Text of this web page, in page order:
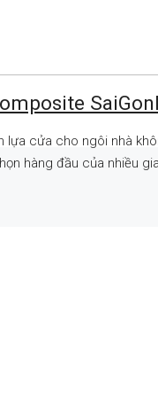
lựa cửa cho ngôi nhà
hàng đầu của nhiều